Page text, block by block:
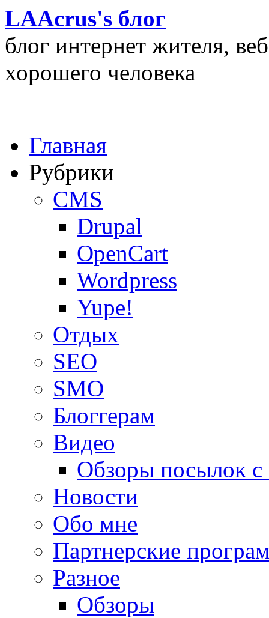
LAAcrus's блог
блог интернет жителя,
хорошего человека
Главная
Рубрики
CMS
Drupal
OpenCart
Wordpress
Yupe!
Oтдых
SEO
SMO
Блоггерам
Видео
Обзоры посылок с
Новости
Обо мне
Партнерские
Разное
Обзоры